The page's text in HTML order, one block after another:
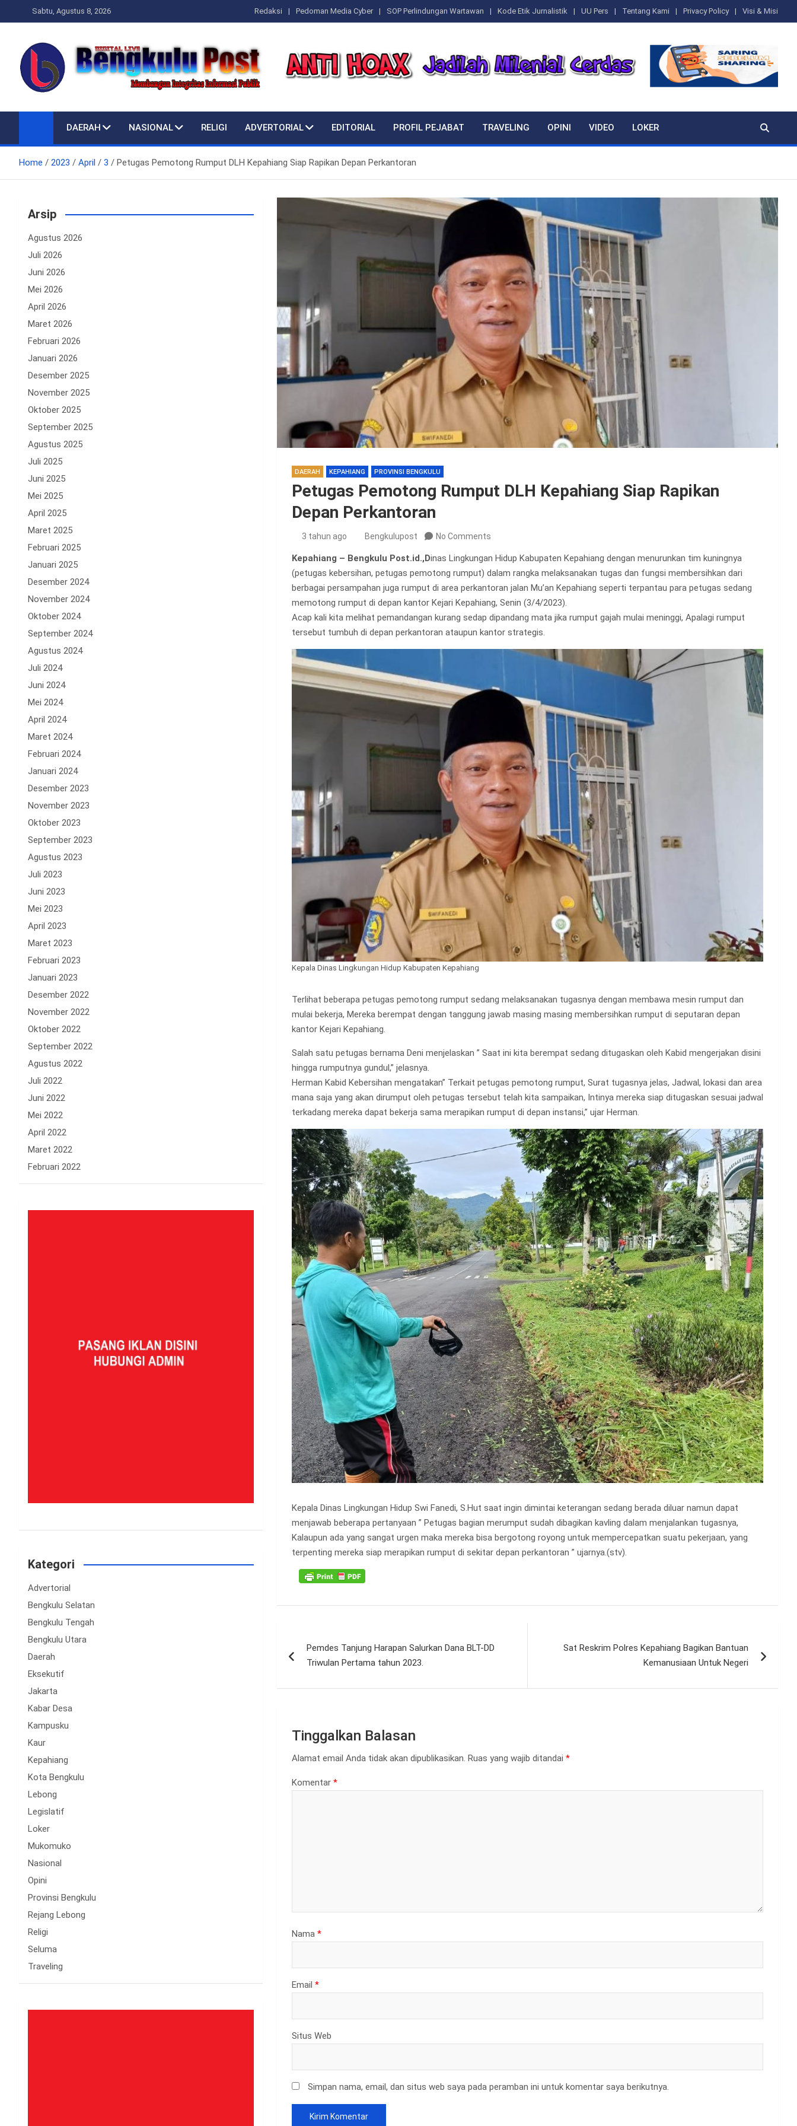
to
Sabtu, Agustus 8, 2026 Redaksi Pedoman Media Cyber SOP Perlindungan Wartawan Kode Etik Jurnalistik UU Pers Tentang Kami Privacy Policy Visi & Misi
Bengkulupost.id
DAERAH NASIONAL RELIGI ADVERTORIAL EDITORIAL PROFIL PEJABAT TRAVELING OPINI VIDEO LOKER
Home 2023 April 3 Petugas Pemotong Rumput DLH Kepahiang Siap Rapikan Depan Perkantoran
DAERAH KEPAHIANG PROVINSI BENGKULU
Petugas Pemotong Rumput DLH Kepahiang Siap Rapikan
Depan Perkantoran
3 tahun ago Bengkulupost No Comments
Kepahiang – Bengkulu Post.id.,Dinas Lingkungan Hidup Kabupaten Kepahiang dengan menurunkan tim kuningnya
(petugas kebersihan, petugas pemotong rumput) dalam rangka melaksanakan tugas dan fungsi membersihkan dari
berbagai persampahan juga rumput di area perkantoran jalan Mu’an Kepahiang seperti terpantau para petugas sedang
memotong rumput di depan kantor Kejari Kepahiang, Senin (3/4/2023).
Acap kali kita melihat pemandangan kurang sedap dipandang mata jika rumput gajah mulai meninggi, Apalagi rumput
tersebut tumbuh di depan perkantoran ataupun kantor strategis.
Kepala Dinas Lingkungan Hidup Kabupaten Kepahiang
Terlihat beberapa petugas pemotong rumput sedang melaksanakan tugasnya dengan membawa mesin rumput dan
mulai bekerja, Mereka berempat dengan tanggung jawab masing masing membersihkan rumput di seputaran depan
kantor Kejari Kepahiang.
Salah satu petugas bernama Deni menjelaskan ” Saat ini kita berempat sedang ditugaskan oleh Kabid mengerjakan disini
hingga rumputnya gundul,” jelasnya.
Herman Kabid Kebersihan mengatakan” Terkait petugas pemotong rumput, Surat tugasnya jelas, Jadwal, lokasi dan area
mana saja yang akan dirumput oleh petugas tersebut telah kita sampaikan, Intinya mereka siap ditugaskan sesuai jadwal
terkadang mereka dapat bekerja sama merapikan rumput di depan instansi,” ujar Herman.
Kepala Dinas Lingkungan Hidup Swi Fanedi, S.Hut saat ingin dimintai keterangan sedang berada diluar namun dapat
menjawab beberapa pertanyaan ” Petugas bagian merumput sudah dibagikan kavling dalam menjalankan tugasnya,
Kalaupun ada yang sangat urgen maka mereka bisa bergotong royong untuk mempercepatkan suatu pekerjaan, yang
terpenting mereka siap merapikan rumput di sekitar depan perkantoran ” ujarnya.(stv).
posPemdes Tanjung Harapan Salurkan Dana BLT-DD
Triwulan Pertama tahun 2023.
Sat Reskrim Polres Kepahiang Bagikan Bantuan
Kemanusiaan Untuk Negeri
Tinggalkan Balasan
Alamat email Anda tidak akan dipublikasikan. Ruas yang wajib ditandai *
Komentar *
Nama *
Email *
Situs Web
Simpan nama, email, dan situs web saya pada peramban ini untuk komentar saya berikutnya.
Arsip
Agustus 2026
Juli 2026
Juni 2026
Mei 2026
April 2026
Maret 2026
Februari 2026
Januari 2026
Desember 2025
November 2025
Oktober 2025
September 2025
Agustus 2025
Juli 2025
Juni 2025
Mei 2025
April 2025
Maret 2025
Februari 2025
Januari 2025
Desember 2024
November 2024
Oktober 2024
September 2024
Agustus 2024
Juli 2024
Juni 2024
Mei 2024
April 2024
Maret 2024
Februari 2024
Januari 2024
Desember 2023
November 2023
Oktober 2023
September 2023
Agustus 2023
Juli 2023
Juni 2023
Mei 2023
April 2023
Maret 2023
Februari 2023
Januari 2023
Desember 2022
November 2022
Oktober 2022
September 2022
Agustus 2022
Juli 2022
Juni 2022
Mei 2022
April 2022
Maret 2022
Februari 2022
Kategori
Advertorial
Bengkulu Selatan
Bengkulu Tengah
Bengkulu Utara
Daerah
Eksekutif
Jakarta
Kabar Desa
Kampusku
Kaur
Kepahiang
Kota Bengkulu
Lebong
Legislatif
Loker
Mukomuko
Nasional
Opini
Provinsi Bengkulu
Rejang Lebong
Religi
Seluma
Traveling